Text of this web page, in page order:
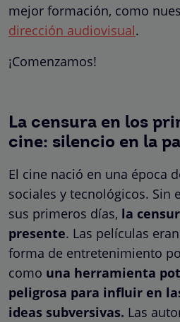
mejor formación, como
dirección audiovisual.
¡Comenzamos!
La censura en los
cine: silencio en la
El cine nació en una época
sociales y tecnológicos. Sin
sus primeros días, la
presente. Las películas
forma de entretenimiento
como una herramienta
peligrosa para influir en
ideas subversivas. Las